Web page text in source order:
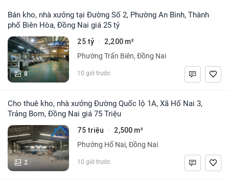
Bán kho, nhà xưởng tại Đường Số 2, Phường An Bình, Thành
phố Biên Hòa, Đồng Nai giá 25 tỷ
8
25 tỷ · 2,200 m²
Phường Trấn Biên, Đồng Nai
10 giờ trước
Cho thuê kho, nhà xưởng Đường Quốc lộ 1A, Xã Hố Nai 3,
Trảng Bom, Đồng Nai giá 75 Triệu
2
75 triệu · 2,500 m²
Phường Hố Nai, Đồng Nai
10 giờ trước